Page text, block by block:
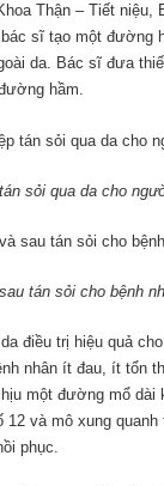
Thận – Tiết
sĩ tạo một
da. Bác sĩ đưa
hầm.
sỏi qua da cho
tán sỏi cho bệnh
điều trị hiệu quả
nhân ít đau, ít tổn
một đường mổ
và mô xung quanh
phục.